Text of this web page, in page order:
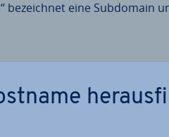
be­zeich­net eine Subdomain